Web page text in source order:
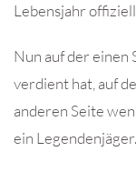
Lebensjahr
Nun auf der einen
verdient hat, auf
anderen Seite
ein Legendenjäger.